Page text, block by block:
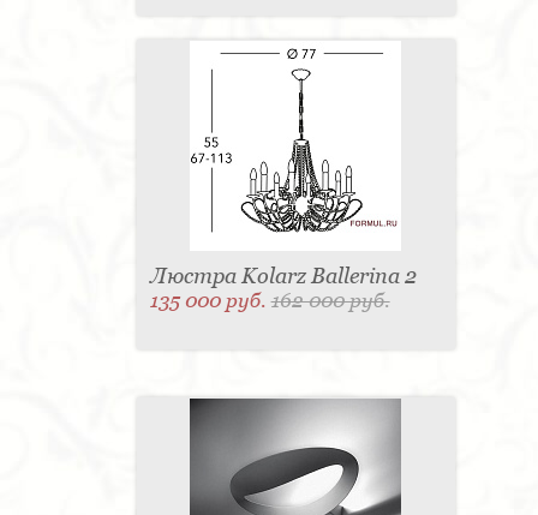
Люстра Kolarz Ballerina 2
135 000 руб.162 000 руб.